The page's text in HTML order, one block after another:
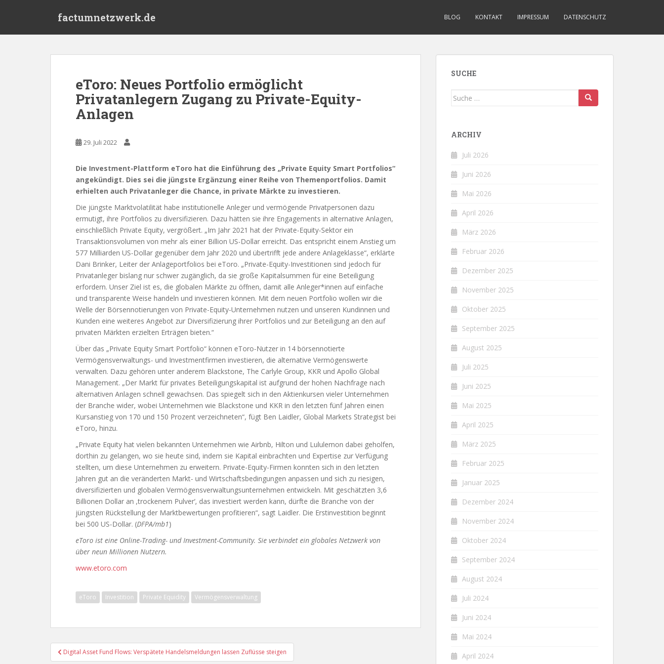
factumnetzwerk.de BLOG KONTAKT IMPRESSUM DATENSCHUTZ
eToro: Neues Portfolio ermöglicht
Privatanlegern Zugang zu Private-Equity-
Anlagen
29. Juli 2022
Die Investment-Plattform eToro hat die Einführung des „Private Equity Smart Portfolios“
angekündigt. Dies sei die jüngste Ergänzung einer Reihe von Themenportfolios. Damit
erhielten auch Privatanleger die Chance, in private Märkte zu investieren.
Die jüngste Marktvolatilität habe institutionelle Anleger und vermögende Privatpersonen dazu
ermutigt, ihre Portfolios zu diversifizieren. Dazu hätten sie ihre Engagements in alternative Anlagen,
einschließlich Private Equity, vergrößert. „Im Jahr 2021 hat der Private-Equity-Sektor ein
Transaktionsvolumen von mehr als einer Billion US-Dollar erreicht. Das entspricht einem Anstieg um
577 Milliarden US-Dollar gegenüber dem Jahr 2020 und übertrifft jede andere Anlageklasse“, erklärte
Dani Brinker, Leiter der Anlageportfolios bei eToro. „Private-Equity-Investitionen sind jedoch für
Privatanleger bislang nur schwer zugänglich, da sie große Kapitalsummen für eine Beteiligung
erfordern. Unser Ziel ist es, die globalen Märkte zu öffnen, damit alle Anleger*innen auf einfache
und transparente Weise handeln und investieren können. Mit dem neuen Portfolio wollen wir die
Welle der Börsennotierungen von Private-Equity-Unternehmen nutzen und unseren Kundinnen und
Kunden eine weiteres Angebot zur Diversifizierung ihrer Portfolios und zur Beteiligung an den auf
privaten Märkten erzielten Erträgen bieten.“
Über das „Private Equity Smart Portfolio“ können eToro-Nutzer in 14 börsennotierte
Vermögensverwaltungs- und Investmentfirmen investieren, die alternative Vermögenswerte
verwalten. Dazu gehören unter anderem Blackstone, The Carlyle Group, KKR und Apollo Global
Management. „Der Markt für privates Beteiligungskapital ist aufgrund der hohen Nachfrage nach
alternativen Anlagen schnell gewachsen. Das spiegelt sich in den Aktienkursen vieler Unternehmen
der Branche wider, wobei Unternehmen wie Blackstone und KKR in den letzten fünf Jahren einen
Kursanstieg von 170 und 150 Prozent verzeichneten“, fügt Ben Laidler, Global Markets Strategist bei
eToro, hinzu.
„Private Equity hat vielen bekannten Unternehmen wie Airbnb, Hilton und Lululemon dabei geholfen,
dorthin zu gelangen, wo sie heute sind, indem sie Kapital einbrachten und Expertise zur Verfügung
stellten, um diese Unternehmen zu erweitern. Private-Equity-Firmen konnten sich in den letzten
Jahren gut an die veränderten Markt- und Wirtschaftsbedingungen anpassen und sich zu riesigen,
diversifizierten und globalen Vermögensverwaltungsunternehmen entwickeln. Mit geschätzten 3,6
Billionen Dollar an ,trockenem Pulver‘, das investiert werden kann, dürfte die Branche von der
jüngsten Rückstellung der Marktbewertungen profitieren“, sagt Laidler. Die Erstinvestition beginnt
bei 500 US-Dollar. (DFPA/mb1)
eToro ist eine Online-Trading- und Investment-Community. Sie verbindet ein globales Netzwerk von
über neun Millionen Nutzern.
www.etoro.com
eToro Investition Private Equidity Vermögensverwaltung
Beitragsnavigation
Digital Asset Fund Flows: Verspätete Handelsmeldungen lassen Zuflüsse steigen
SUCHE
Suche
ARCHIV
Juli 2026
Juni 2026
Mai 2026
April 2026
März 2026
Februar 2026
Dezember 2025
November 2025
Oktober 2025
September 2025
August 2025
Juli 2025
Juni 2025
Mai 2025
April 2025
März 2025
Februar 2025
Januar 2025
Dezember 2024
November 2024
Oktober 2024
September 2024
August 2024
Juli 2024
Juni 2024
Mai 2024
April 2024